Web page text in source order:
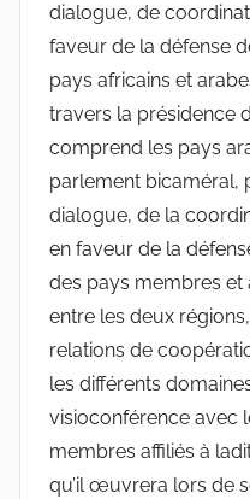
dialogue, de
faveur de la défense
pays africains et
travers la présidence
comprend les pays
parlement bicaméral,
dialogue, de la
en faveur de la
des pays membres et
entre les deux
relations de
les différents
visioconférence avec
membres affiliés à
qu’il œuvrera lors de